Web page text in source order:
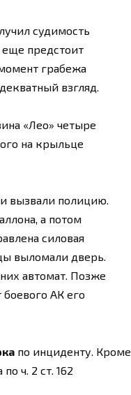
судимость
еще предстоит
грабежа
взгляд.
«Лео» четыре
на крыльце
вызвали полицию.
а потом
силовая
выломали дверь.
автомат. Позже
боевого АК его
по инциденту. Кроме
ч. 2 ст. 162